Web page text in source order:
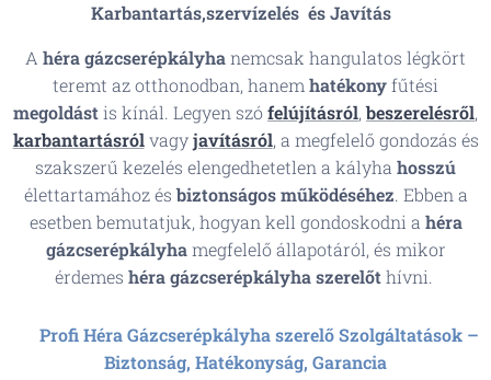
Karbantartás,szervízelés és Javítás
A héragázcserépkályhanemcsak hangulatos légkört
teremt az otthonodban, hanem hatékonyfűtési
megoldást is kínál. Legyen szófelújításról,beszerelésről,
karbantartásrólvagyjavításról, a megfelelő gondozás és
szakszerű kezelés elengedhetetlen a kályha hosszú
élettartamához ésbiztonságosműködéséhez. Ebben a
esetben bemutatjuk, hogyan kell gondoskodni a héra
gázcserépkályhamegfelelő állapotáról, és mikor
érdemes héragázcserépkályhaszerelőt hívni.
Profi Héra Gázcserépkályha szerelő Szolgáltatások –
Biztonság, Hatékonyság, Garancia